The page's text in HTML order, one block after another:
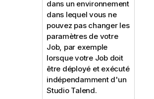
dans un environnement
dans lequel vous ne
pouvez pas changer les
paramètres de votre
Job, par exemple
lorsque votre Job doit
être déployé et exécuté
indépendamment d'un
Studio Talend.